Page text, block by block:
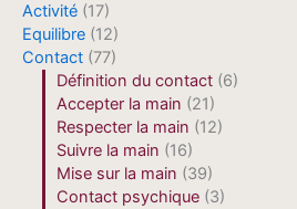
Activité (17)
Equilibre (12)
Contact (77)
Définition du contact (6)
Accepter la main (21)
Respecter la main (12)
Suivre la main (16)
Mise sur la main (39)
Contact psychique (3)